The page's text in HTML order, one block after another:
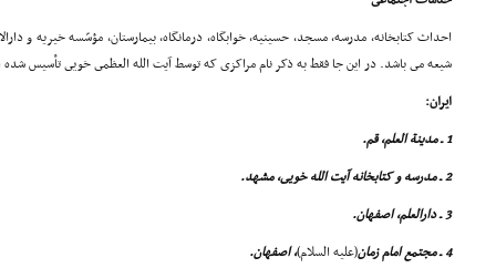
احداث کتابخانه، مدرسه، مسجد، حسینیه، خوابگاه، درمانگاه، بیمارستان، مؤسّسه خیریه و
شیعه مى باشد. در این جا فقط به ذکر نام مراکزى که توسط آیت الله العظمى خویى تأسیس
ایران:
1 ـ مدینة العلم، قم.
2 ـ مدرسه و کتابخانه آیت الله خویى، مشهد.
3 ـ دارالعلم، اصفهان.
4 ـ مجتمع امام زمان
(علیه السلام)، اصفهان.